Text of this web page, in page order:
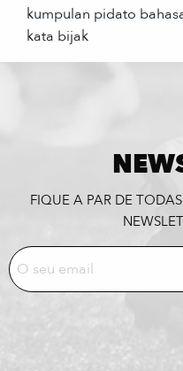
kumpulan pidato
kata bijak
FIQUE A PAR DE